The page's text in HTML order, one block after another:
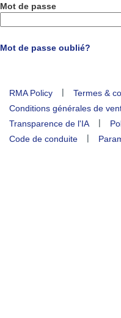
Mot de passe
Mot de passe oublié?
RMA Policy | Termes &
Conditions générales de
Transparence de l'IA
|
Code de conduite
|